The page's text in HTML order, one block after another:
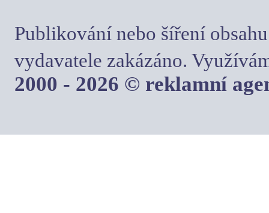
Publikování nebo šíření
vydavatele zakázáno.
2000 - 2026 © reklamní